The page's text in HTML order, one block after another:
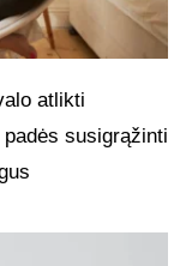
atlikti
susigrąžinti